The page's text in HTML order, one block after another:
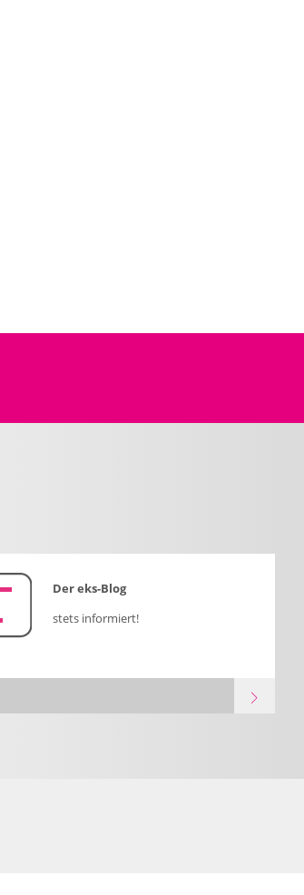
Der eks-Blog
stets informiert!